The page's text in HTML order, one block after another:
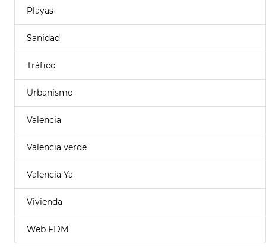
Playas
Sanidad
Tráfico
Urbanismo
Valencia
Valencia verde
Valencia Ya
Vivienda
Web FDM